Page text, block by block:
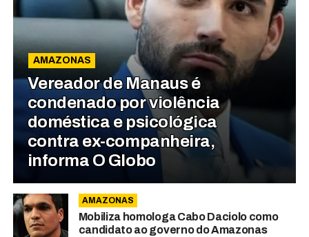
AMAZONAS
Vereador de Manaus é
condenado por violência
doméstica e psicológica
contra ex-companheira,
informa O Globo
AMAZONAS
Mobiliza homologa Cabo Daciolo como
candidato ao governo do Amazonas